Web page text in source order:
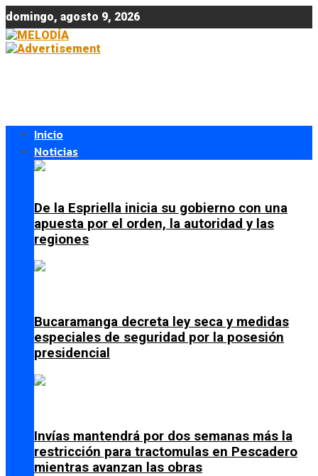
domingo, agosto 9, 2026
Inicio
Noticias
De la Espriella inicia su gobierno con una
apuesta por el orden, la autoridad y las
regiones
Bucaramanga decreta ley seca y medidas
especiales de seguridad por la posesión
presidencial
Invías mantendrá por dos semanas más la
restricción para tractomulas en Pescadero
mientras avanzan las obras